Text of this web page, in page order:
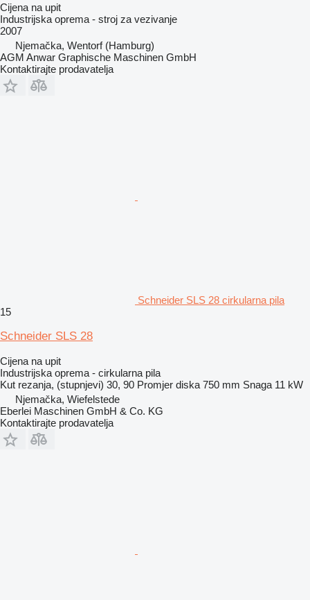
Cijena na upit
Industrijska oprema - stroj za vezivanje
2007
Njemačka, Wentorf (Hamburg)
AGM Anwar Graphische Maschinen GmbH
Kontaktirajte prodavatelja
Schneider SLS 28 cirkularna pila
15
Schneider SLS 28
Cijena na upit
Industrijska oprema - cirkularna pila
Kut rezanja, (stupnjevi) 30, 90 Promjer diska 750 mm Snaga 11 kW
Njemačka, Wiefelstede
Eberlei Maschinen GmbH & Co. KG
Kontaktirajte prodavatelja